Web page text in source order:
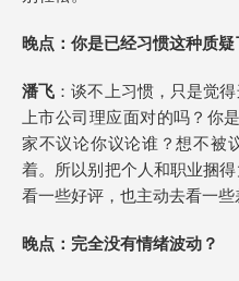
晚点 ：你是已经习惯这种质疑
潘飞 ：谈不上习惯，只是觉
上市公司理应面对的吗？你
家不议论你议论谁？想不被
着。所以别把个人和职业捆
看一些好评，也主动去看一些
晚点 ：完全没有情绪波动？